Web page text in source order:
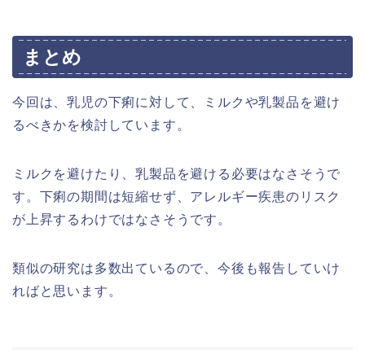
まとめ
今回は、乳児の下痢に対して、ミルクや乳製品を避け
るべきかを検討しています。
ミルクを避けたり、乳製品を避ける必要はなさそうで
す。下痢の期間は短縮せず、アレルギー疾患のリスク
が上昇するわけではなさそうです。
類似の研究は多数出ているので、今後も報告していけ
ればと思います。